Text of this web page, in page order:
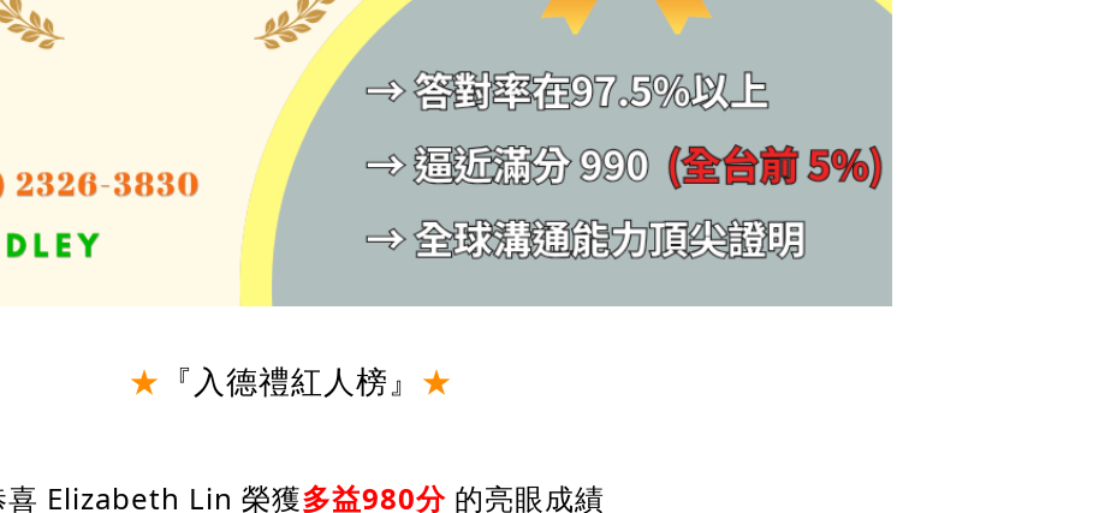
★ 『入德禮紅人榜』 ★
喜 Elizabeth Lin 榮獲多益980分 的亮眼成績